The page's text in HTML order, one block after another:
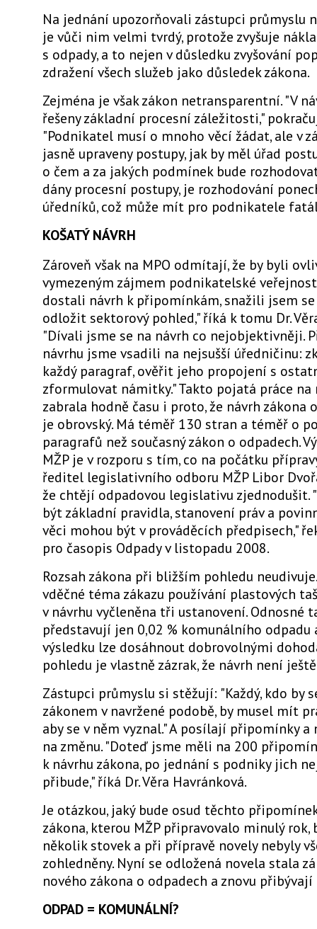
Na jednání upozorňovali zástupci průmyslu
je vůči nim velmi tvrdý, protože zvyšuje
s odpady, a to nejen v důsledku zvyšování
zdražení všech služeb jako důsledek zákona.
Zejména je však zákon netransparentní. "V
řešeny základní procesní záležitosti,"
"Podnikatel musí o mnoho věcí žádat, ale v
jasně upraveny postupy, jak by měl úřad
o čem a za jakých podmínek bude
dány procesní postupy, je rozhodování
úředníků, což může mít pro podnikatele
KOŠATÝ NÁVRH
Zároveň však na MPO odmítají, že by byli
vymezeným zájmem podnikatelské
dostali návrh k připomínkám, snažili jsem
odložit sektorový pohled," říká k tomu Dr.
"Dívali jsme se na návrh co nejobjektivněji.
návrhu jsme vsadili na nejsušší úředničinu:
každý paragraf, ověřit jeho propojení s
zformulovat námitky." Takto pojatá práce na
zabrala hodně času i proto, že návrh zákona
je obrovský. Má téměř 130 stran a téměř o
paragrafů než současný zákon o odpadech.
MŽP je v rozporu s tím, co na počátku
ředitel legislativního odboru MŽP Libor
že chtějí odpadovou legislativu zjednodušit.
být základní pravidla, stanovení práv a
věci mohou být v prováděcích předpisech,"
pro časopis Odpady v listopadu 2008.
Rozsah zákona při bližším pohledu
vděčné téma zákazu používání plastových
v návrhu vyčleněna tři ustanovení. Odnosné
představují jen 0,02 % komunálního odpadu
výsledku lze dosáhnout dobrovolnými
pohledu je vlastně zázrak, že návrh není
Zástupci průmyslu si stěžují: "Každý, kdo by
zákonem v navržené podobě, by musel mít
aby se v něm vyznal." A posílají připomínky a
na změnu. "Doteď jsme měli na 200
k návrhu zákona, po jednání s podniky jich
přibude," říká Dr. Věra Havránková.
Je otázkou, jaký bude osud těchto
zákona, kterou MŽP připravovalo minulý
několik stovek a při přípravě novely nebyly
zohledněny. Nyní se odložená novela stala
nového zákona o odpadech a znovu
ODPAD = KOMUNÁLNÍ?